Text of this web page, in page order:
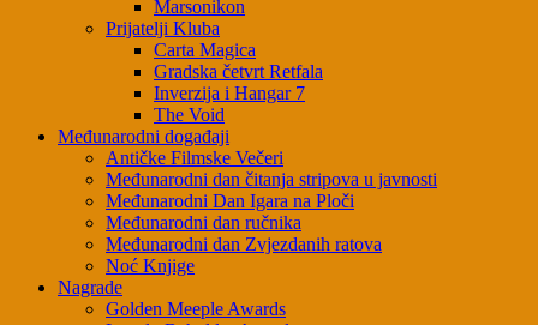
Marsonikon
Prijatelji Kluba
Carta Magica
Gradska četvrt Retfala
Inverzija i Hangar 7
The Void
Međunarodni događaji
Antičke Filmske Večeri
Međunarodni dan čitanja stripova u javnosti
Međunarodni Dan Igara na Ploči
Međunarodni dan ručnika
Međunarodni dan Zvjezdanih ratova
Noć Knjige
Nagrade
Golden Meeple Awards